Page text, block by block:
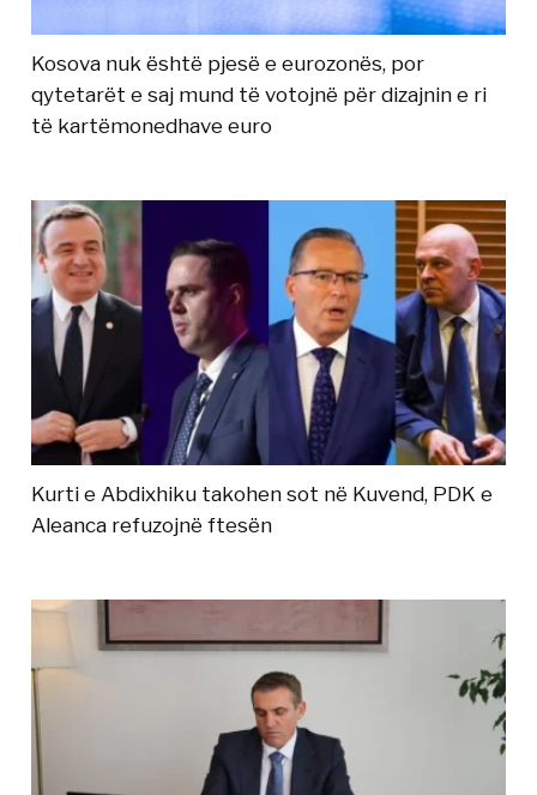
Kosova nuk është pjesë e eurozonës, por
qytetarët e saj mund të votojnë për dizajnin e ri
të kartëmonedhave euro
Kurti e Abdixhiku takohen sot në Kuvend, PDK e
Aleanca refuzojnë ftesën